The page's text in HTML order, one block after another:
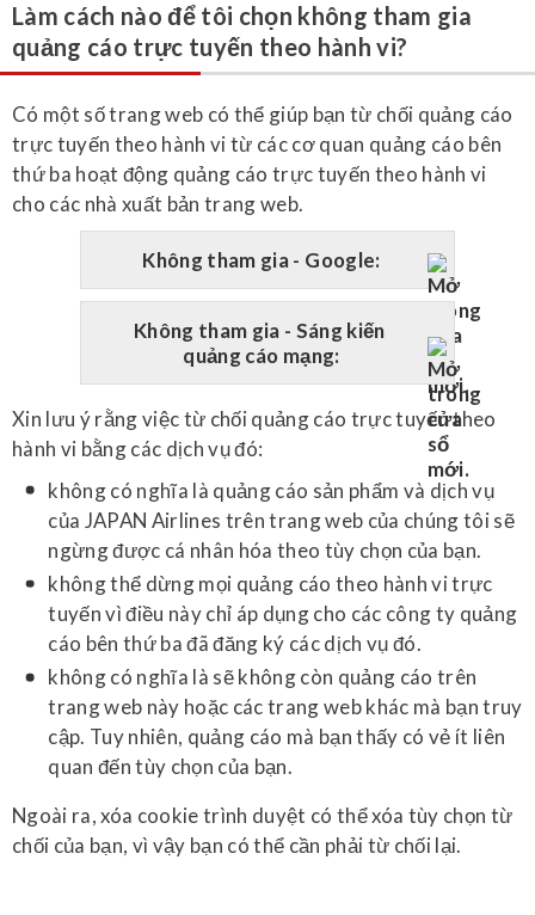
Làm cách nào để tôi chọn không tham gia
quảng cáo trực tuyến theo hành vi?
Có một số trang web có thể giúp bạn từ chối quảng cáo
trực tuyến theo hành vi từ các cơ quan quảng cáo bên
thứ ba hoạt động quảng cáo trực tuyến theo hành vi
cho các nhà xuất bản trang web.
Không tham gia - Google:
Không tham gia - Sáng kiến ​​
quảng cáo mạng:
Xin lưu ý rằng việc từ chối quảng cáo trực tuyến theo
hành vi bằng các dịch vụ đó:
không có nghĩa là quảng cáo sản phẩm và dịch vụ
của JAPAN Airlines trên trang web của chúng tôi sẽ
ngừng được cá nhân hóa theo tùy chọn của bạn.
không thể dừng mọi quảng cáo theo hành vi trực
tuyến vì điều này chỉ áp dụng cho các công ty quảng
cáo bên thứ ba đã đăng ký các dịch vụ đó.
không có nghĩa là sẽ không còn quảng cáo trên
trang web này hoặc các trang web khác mà bạn truy
cập. Tuy nhiên, quảng cáo mà bạn thấy có vẻ ít liên
quan đến tùy chọn của bạn.
Ngoài ra, xóa cookie trình duyệt có thể xóa tùy chọn từ
chối của bạn, vì vậy bạn có thể cần phải từ chối lại.